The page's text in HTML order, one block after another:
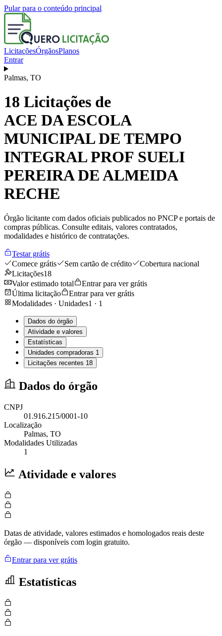
Pular para o conteúdo principal
LicitaçõesÓrgãosPlanos
Entrar
Palmas, TO
18 Licitações de
ACE DA ESCOLA
MUNICIPAL DE TEMPO
INTEGRAL PROF SUELI
PEREIRA DE ALMEIDA
RECHE
Órgão licitante com dados oficiais publicados no PNCP e portais de
compras públicas. Consulte editais, valores contratados,
modalidades e histórico de contratações.
Testar grátis
Comece grátis
Sem cartão de crédito
Cobertura nacional
Licitações18
Valor estimado total
Entrar para ver grátis
Última licitação
Entrar para ver grátis
Modalidades · Unidades1 · 1
Dados do órgão
Atividade e valores
Estatísticas
Unidades compradoras 1
Licitações recentes 18
Dados do órgão
CNPJ
01.916.215/0001-10
Localização
Palmas, TO
Modalidades Utilizadas
1
Atividade e valores
Datas de atividade, valores estimados e homologados reais deste
órgão — disponíveis com login gratuito.
Entrar para ver grátis
Estatísticas